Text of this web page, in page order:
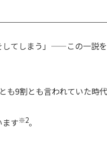
してしまう」——この一説
9割とも言われていた時代
す※2。